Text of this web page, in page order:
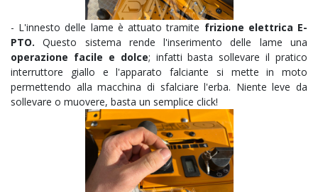
- L'innesto delle lame è attuato tramite frizione elettrica E-
PTO. Questo sistema rende l'inserimento delle lame una
operazione facile e dolce; infatti basta sollevare il pratico
interruttore giallo e l'apparato falciante si mette in moto
permettendo alla macchina di sfalciare l'erba. Niente leve da
sollevare o muovere, basta un semplice click!